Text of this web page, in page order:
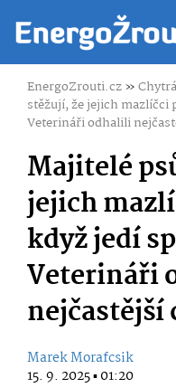
EnergoZrouti.cz»
stěžují, že jejich mazlíčci
Veterináři odhalili
Majitelé
jejich
když jedí
Veterináři
nejčastější
Marek Morafcsik
15. 9. 2025 ▪ 01:20